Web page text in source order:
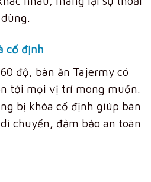
cố định
độ, bàn ăn Tajermy có
tới mọi vị trí mong muốn.
bị khóa cố định giúp bàn
chuyển, đảm bảo an toàn